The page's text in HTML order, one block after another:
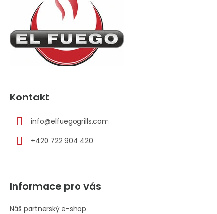
Kontakt
info@elfuegogrills.com
+420 722 904 420
Informace pro vás
Náš partnerský e-shop